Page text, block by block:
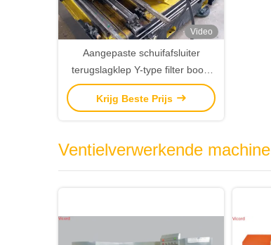
Video
Aangepaste schuifafsluiter
terugslagklep Y-type filter boor-
en tapmachine met 180/320mm
stroomkastslag
Krijg Beste Prijs
Ventielverwerkende machine